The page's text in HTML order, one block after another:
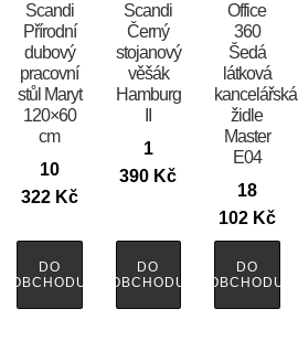
Scandi
Přírodní
dubový
pracovní
stůl Maryt
120×60
cm
10
322 Kč
DO
OBCHODU
Scandi
Černý
stojanový
věšák
Hamburg
1
390 Kč
DO
OBCHODU
Office
360
Šedá
látková
kancelářská
židle
Master
E04
18
102 Kč
DO
OBCHODU